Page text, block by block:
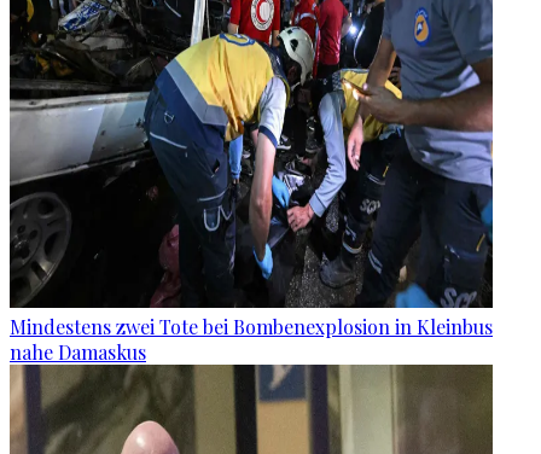
Mindestens zwei Tote bei Bombenexplosion in Kleinbus
nahe Damaskus